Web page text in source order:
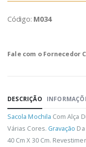
Código: M034
Fale com o Fornecedor
DESCRIÇÃO
Sacola Mochila Com Alça
Várias Cores. Gravação
40 Cm X 30 Cm.